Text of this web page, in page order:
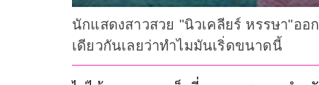
นักแสดงสาวสวย "นิวเคลียร์ หรรษา"อ
เดียวกันเลยว่าทำไมมันเริ่ดขนาดนี้